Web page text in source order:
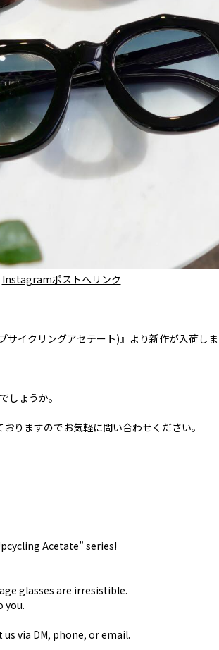
Instagramポストへリンク
イクリングアセテート)』より新作が入荷し
しょうか。
りますのでお気軽に問い合わせください。
Acetate” series!
glasses are irresistible.
you.
via DM, phone, or email.